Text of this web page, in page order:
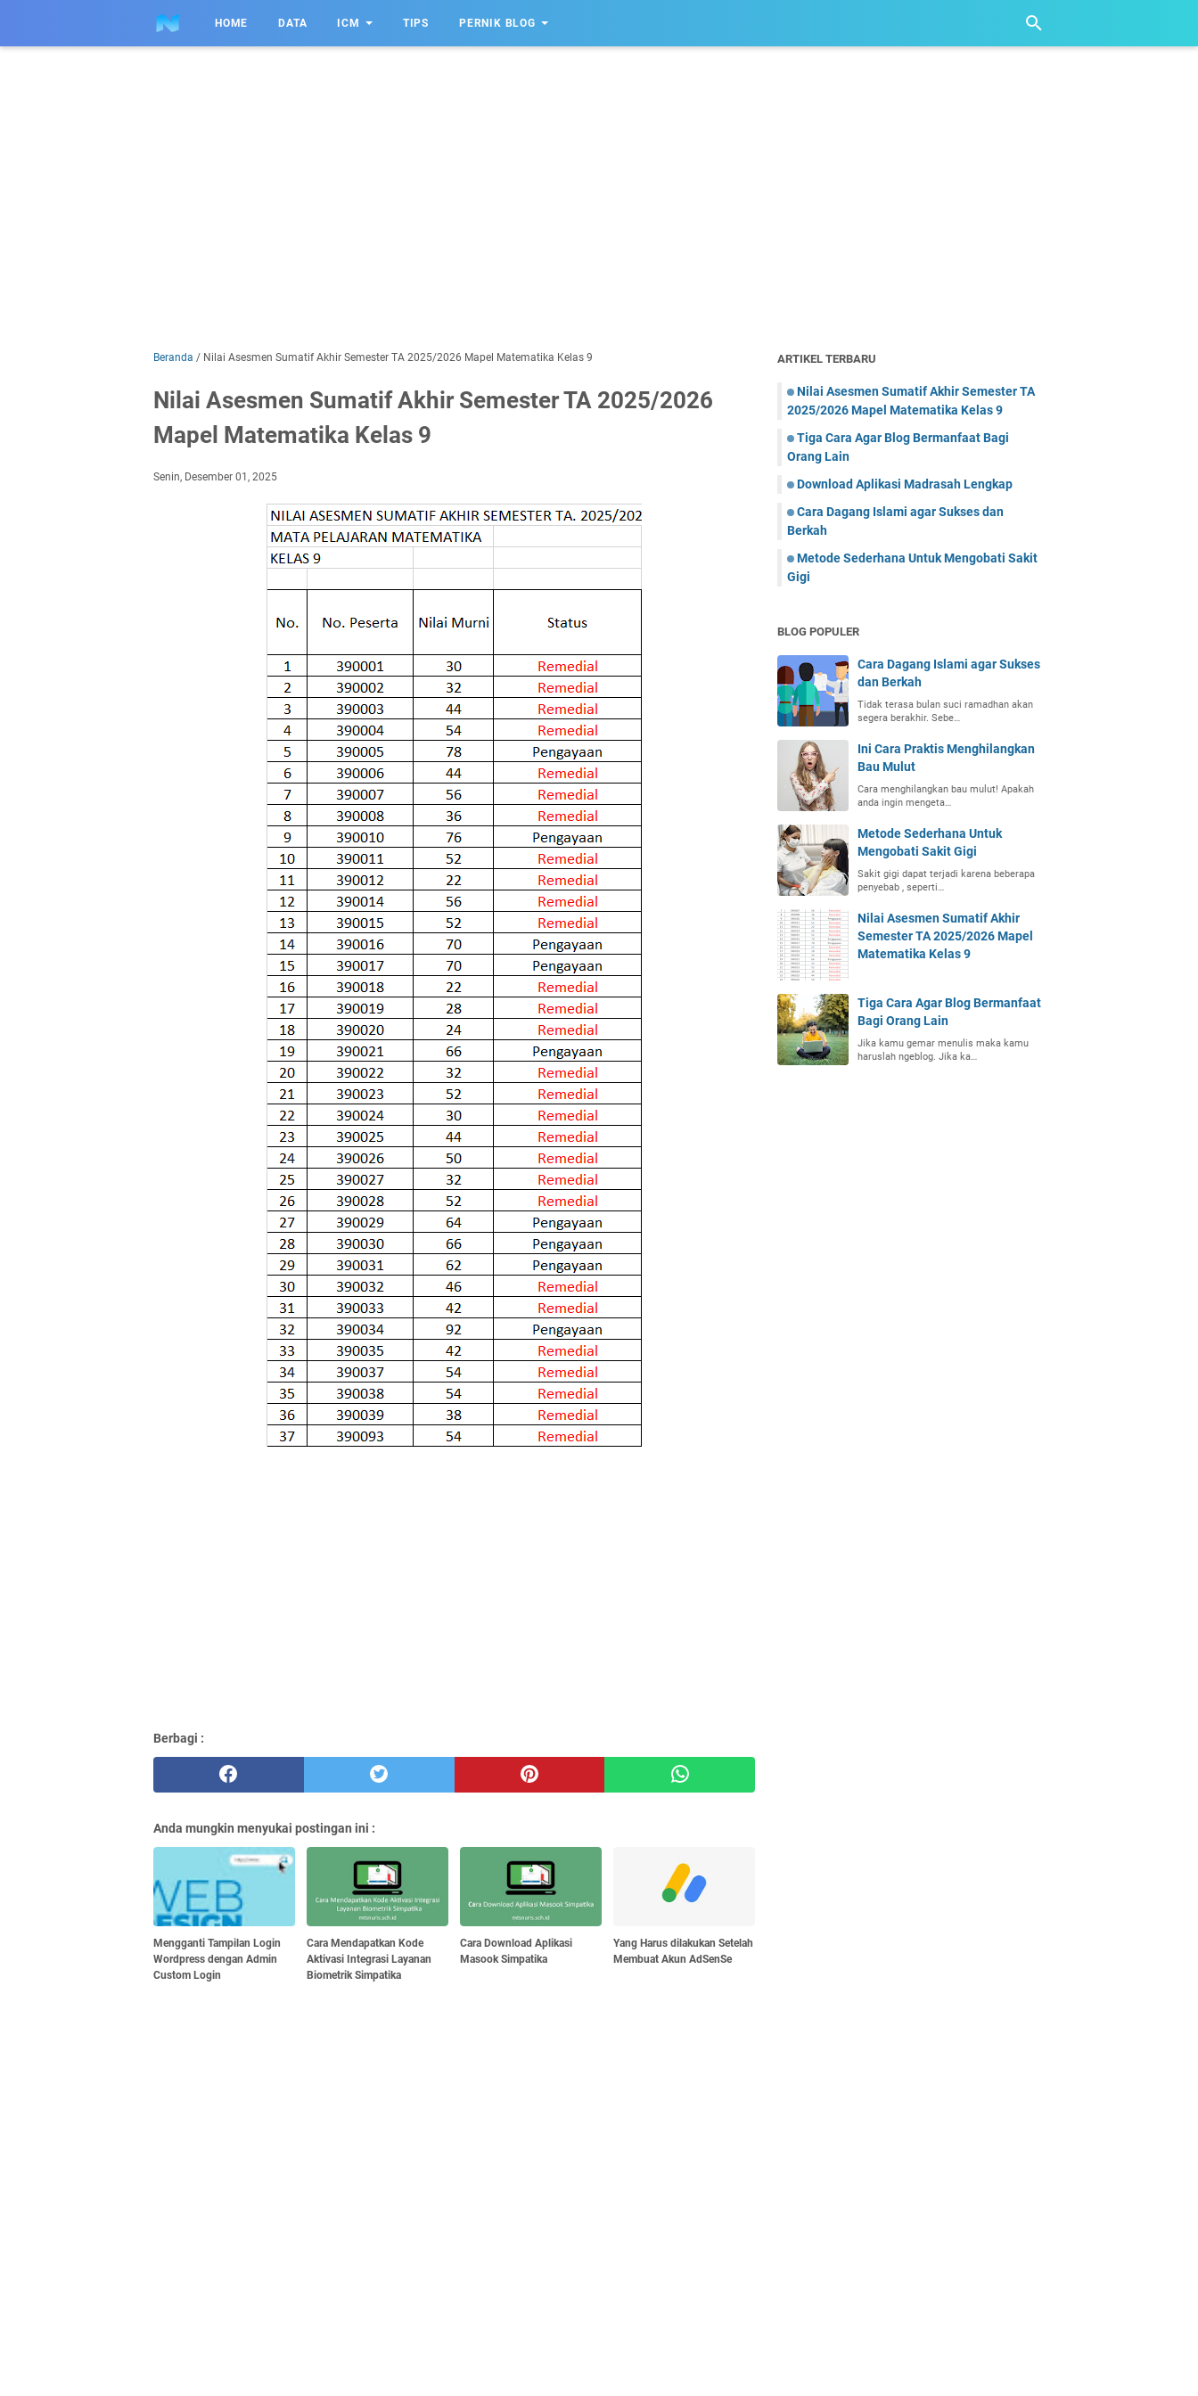
HOME DATA ICM TIPS PERNIK BLOG
Beranda / Nilai Asesmen Sumatif Akhir Semester TA 2025/2026 Mapel Matematika Kelas 9
Nilai Asesmen Sumatif Akhir Semester TA 2025/2026
Mapel Matematika Kelas 9
Senin, Desember 01, 2025
Berbagi :
Anda mungkin menyukai postingan ini :
Mengganti Tampilan Login
Wordpress dengan Admin
Custom Login
Cara Mendapatkan Kode
Aktivasi Integrasi Layanan
Biometrik Simpatika
Cara Download Aplikasi
Masook Simpatika
Yang Harus dilakukan Setelah
Membuat Akun AdSenSe
ARTIKEL TERBARU
Nilai Asesmen Sumatif Akhir Semester TA
2025/2026 Mapel Matematika Kelas 9
Tiga Cara Agar Blog Bermanfaat Bagi
Orang Lain
Download Aplikasi Madrasah Lengkap
Cara Dagang Islami agar Sukses dan
Berkah
Metode Sederhana Untuk Mengobati Sakit
Gigi
BLOG POPULER
Cara Dagang Islami agar Sukses
dan Berkah
Tidak terasa bulan suci ramadhan akan
segera berakhir. Sebe…
Ini Cara Praktis Menghilangkan
Bau Mulut
Cara menghilangkan bau mulut! Apakah
anda ingin mengeta…
Metode Sederhana Untuk
Mengobati Sakit Gigi
Sakit gigi dapat terjadi karena beberapa
penyebab , seperti…
Nilai Asesmen Sumatif Akhir
Semester TA 2025/2026 Mapel
Matematika Kelas 9
Tiga Cara Agar Blog Bermanfaat
Bagi Orang Lain
Jika kamu gemar menulis maka kamu
haruslah ngeblog. Jika ka…